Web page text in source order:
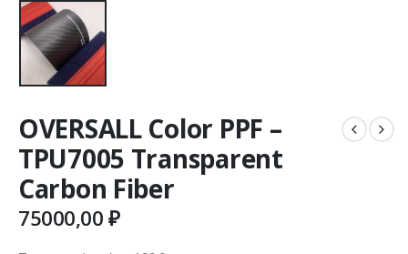
OVERSALL Color PPF –
TPU7005 Transparent
Carbon Fiber
75000,00₽